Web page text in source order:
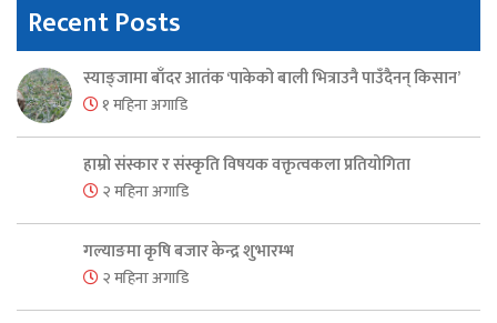
Recent Posts
स्याङ्जामा बाँदर आतंक ‘पाकेको बाली भित्राउनै पाउँदैनन् किसान’
१ महिना अगाडि
हाम्रो संस्कार र संस्कृति विषयक वक्तृत्वकला प्रतियोगिता
२ महिना अगाडि
गल्याङमा कृषि बजार केन्द्र शुभारम्भ
२ महिना अगाडि